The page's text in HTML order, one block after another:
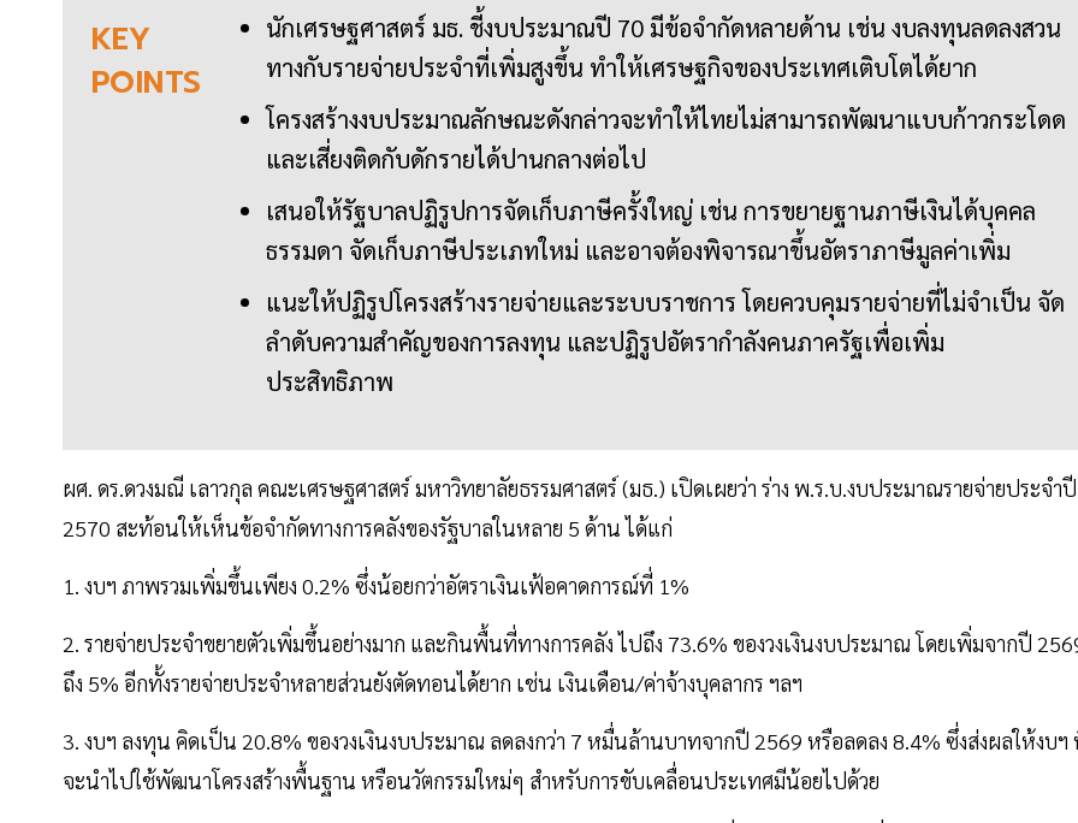
KEY
POINTS
นักเศรษฐศาสตร์ มธ. ชี้งบประมาณปี 70 มีข้อจำกัดหลายด้าน เช่น งบลงทุนลดลงสวน
ทางกับรายจ่ายประจำที่เพิ่มสูงขึ้น ทำให้เศรษฐกิจของประเทศเติบโตได้ยาก
โครงสร้างงบประมาณลักษณะดังกล่าวจะทำให้ไทยไม่สามารถพัฒนาแบบก้าวกระโดด
และเสี่ยงติดกับดักรายได้ปานกลางต่อไป
เสนอให้รัฐบาลปฏิรูปการจัดเก็บภาษีครั้งใหญ่ เช่น การขยายฐานภาษีเงินได้บุคคล
ธรรมดา จัดเก็บภาษีประเภทใหม่ และอาจต้องพิจารณาขึ้นอัตราภาษีมูลค่าเพิ่ม
แนะให้ปฏิรูปโครงสร้างรายจ่ายและระบบราชการ โดยควบคุมรายจ่ายที่ไม่จำเป็น จัด
ลำดับความสำคัญของการลงทุน และปฏิรูปอัตรากำลังคนภาครัฐเพื่อเพิ่ม
ประสิทธิภาพ
ผศ. ดร.ดวงมณี เลาวกุล คณะเศรษฐศาสตร์ มหาวิทยาลัยธรรมศาสตร์ (มธ.) เปิดเผยว่า ร่าง พ.ร.บ.งบประมาณรายจ่ายประจำปี
2570 สะท้อนให้เห็นข้อจำกัดทางการคลังของรัฐบาลในหลาย 5 ด้าน ได้แก่
1. งบฯ ภาพรวมเพิ่มขึ้นเพียง 0.2% ซึ่งน้อยกว่าอัตราเงินเฟ้อคาดการณ์ที่ 1%
2. รายจ่ายประจำขยายตัวเพิ่มขึ้นอย่างมาก และกินพื้นที่ทางการคลัง ไปถึง 73.6% ของวงเงินงบประมาณ โดยเพิ่มจากปี
ถึง 5% อีกทั้งรายจ่ายประจำหลายส่วนยังตัดทอนได้ยาก เช่น เงินเดือน/ค่าจ้างบุคลากร ฯลฯ
3. งบฯ ลงทุน คิดเป็น 20.8% ของวงเงินงบประมาณ ลดลงกว่า 7 หมื่นล้านบาทจากปี 2569 หรือลดลง 8.4% ซึ่งส่งผลให้งบฯ
จะนำไปใช้พัฒนาโครงสร้างพื้นฐาน หรือนวัตกรรมใหม่ๆ สำหรับการขับเคลื่อนประเทศมีน้อยไปด้วย